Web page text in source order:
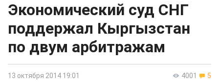
Экономический суд СНГ
поддержал Кыргызстан
по двум арбитражам
4001 5
13 октября 2014 19:01